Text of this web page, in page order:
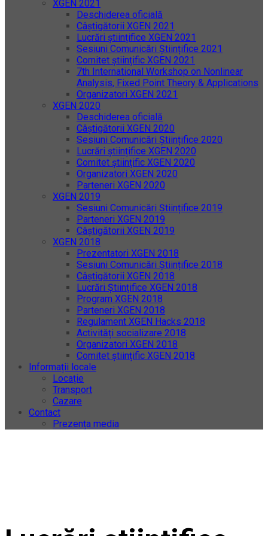
XGEN 2021
Deschiderea oficială
Câștigătorii XGEN 2021
Lucrări științifice XGEN 2021
Sesiuni Comunicări Științifice 2021
Comitet științific XGEN 2021
7th International Workshop on Nonlinear
Analysis, Fixed Point Theory & Applications
Organizatori XGEN 2021
XGEN 2020
Deschiderea oficială
Câștigătorii XGEN 2020
Sesiuni Comunicări Științifice 2020
Lucrări științifice XGEN 2020
Comitet științific XGEN 2020
Organizatori XGEN 2020
Parteneri XGEN 2020
XGEN 2019
Sesiuni Comunicări Științifice 2019
Parteneri XGEN 2019
Câștigătorii XGEN 2019
XGEN 2018
Prezentatori XGEN 2018
Sesiuni Comunicări Științifice 2018
Câștigătorii XGEN 2018
Lucrări Științifice XGEN 2018
Program XGEN 2018
Parteneri XGEN 2018
Regulament XGEN Hacks 2018
Activități socializare 2018
Organizatori XGEN 2018
Comitet științific XGEN 2018
Informații locale
Locație
Transport
Cazare
Contact
Prezența media